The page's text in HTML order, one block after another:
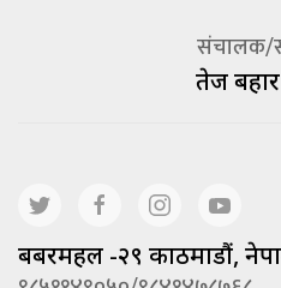
संचालक/
तेज
बबरमहल -२९ काठमाडौं,